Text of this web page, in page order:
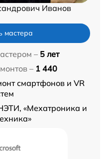
Иванов
мастера
– 5 лет
– 1 440
смартфонов и VR
«Мехатроника и